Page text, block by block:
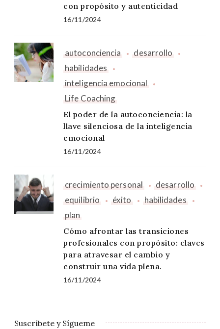
con propósito y autenticidad
16/11/2024
autoconciencia
desarrollo
habilidades
inteligencia emocional
Life Coaching
El poder de la autoconciencia: la
llave silenciosa de la inteligencia
emocional
16/11/2024
crecimiento personal
desarrollo
equilibrio
éxito
habilidades
plan
Cómo afrontar las transiciones
profesionales con propósito: claves
para atravesar el cambio y
construir una vida plena.
16/11/2024
Suscríbete y Sígueme